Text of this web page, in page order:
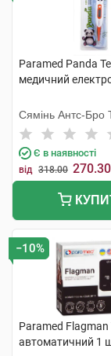
Paramed Panda
медичний
Сямінь Антс-Бро
Є в наявності
від 318.00 270.30
−10%
Paramed
автоматичний 1